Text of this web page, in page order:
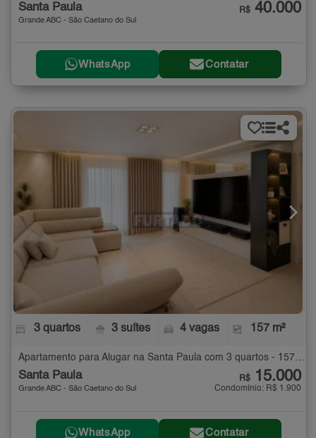
Santa Paula
Grande ABC - São Caetano do Sul
R$ 40.000
WhatsApp Contatar
3 quartos 3 suítes 4 vagas 157 m²
Apartamento para Alugar na Santa Paula com 3 quartos - 157 m²
Santa Paula
Grande ABC - São Caetano do Sul
R$ 15.000
Condomínio: R$ 1.900
WhatsApp Contatar